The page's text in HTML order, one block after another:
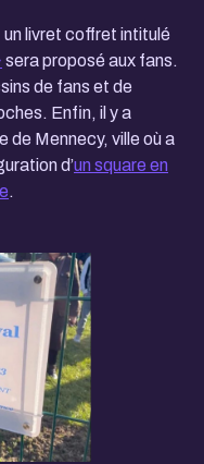
livret coffret intitulé
sera proposé aux fans.
de fans et de
Enfin, il y a
de Mennecy, ville où a
d’un square en
.